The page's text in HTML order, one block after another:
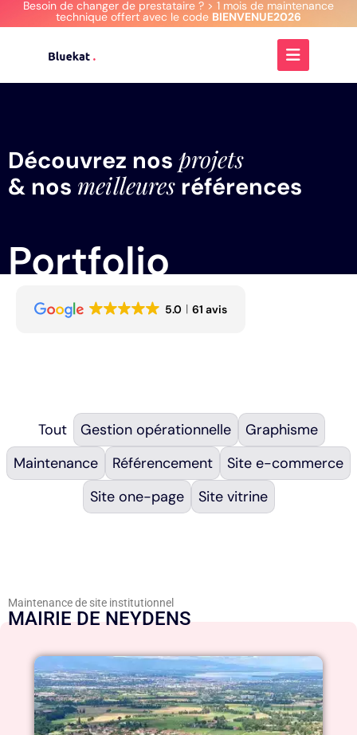
Besoin de changer de prestataire ? > 1 mois de maintenance
technique offert avec le code BIENVENUE2026
Découvrez nos projets
& nos meilleures références
Portfolio
5.0 61 avis
Gestion opérationnelle
Graphisme
Maintenance
Référencement
Site e-commerce
Site one-page
Site vitrine
Tout
Maintenance de site institutionnel
MAIRIE DE NEYDENS